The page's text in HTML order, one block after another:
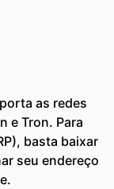
as redes
e Tron. Para
basta baixar
seu endereço